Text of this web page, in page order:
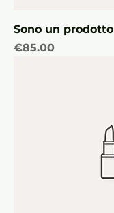
Sono un prodotto
Price
€85.00